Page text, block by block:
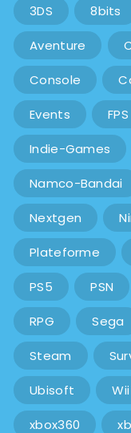
3DS 8bits
Aventure
Console
Events FPS
Indie-Games
Namco-Bandai
Nextgen
Plateforme
PS5 PSN
RPG Sega
Steam
Ubisoft Wii
xbox360